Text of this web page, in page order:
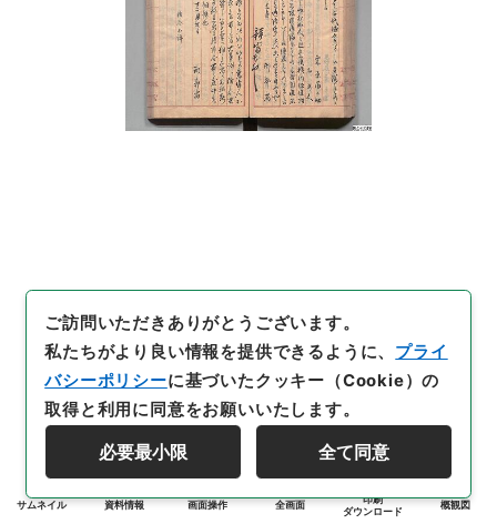
サムネイル 資料情報 画面操作 全画面
印刷
ダウンロード
概観図
ご訪問いただきありがとうございます。
私たちがより良い情報を提供できるように、 プライ
バシーポリシーに基づいたクッキー（Cookie）の
取得と利用に同意をお願いいたします。
必要最小限 全て同意